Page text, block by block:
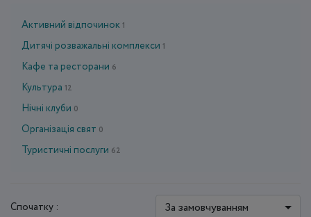
Активний відпочинок1
Дитячі розважальні комплекси 1
Кафе та ресторани 6
Культура 12
Нічні клуби 0
Організація свят 0
Туристичні послуги 62
Спочатку : За замовчуванням